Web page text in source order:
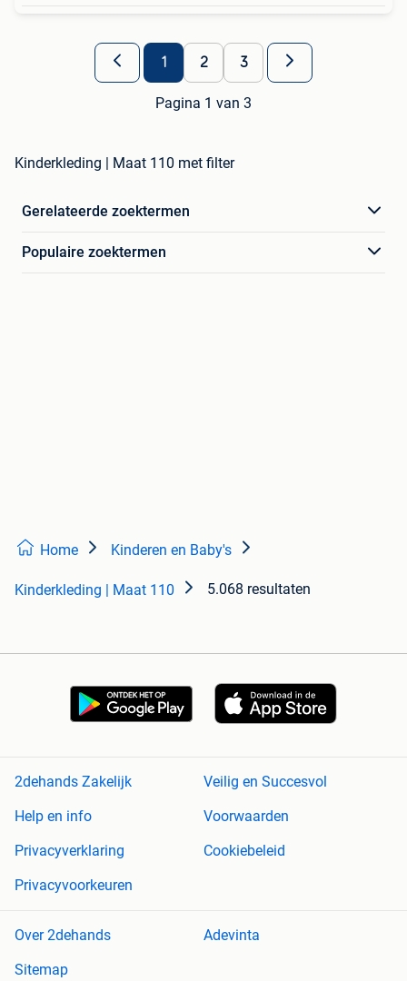
1 2 3
Pagina 1 van 3
Kinderkleding | Maat 110 met filter
Gerelateerde zoektermen
Populaire zoektermen
Home Kinderen en Baby's
Kinderkleding | Maat 110 5.068 resultaten
2dehands Zakelijk
Veilig en Succesvol
Help en info
Voorwaarden
Privacyverklaring
Cookiebeleid
Privacyvoorkeuren
Over 2dehands
Adevinta
Sitemap